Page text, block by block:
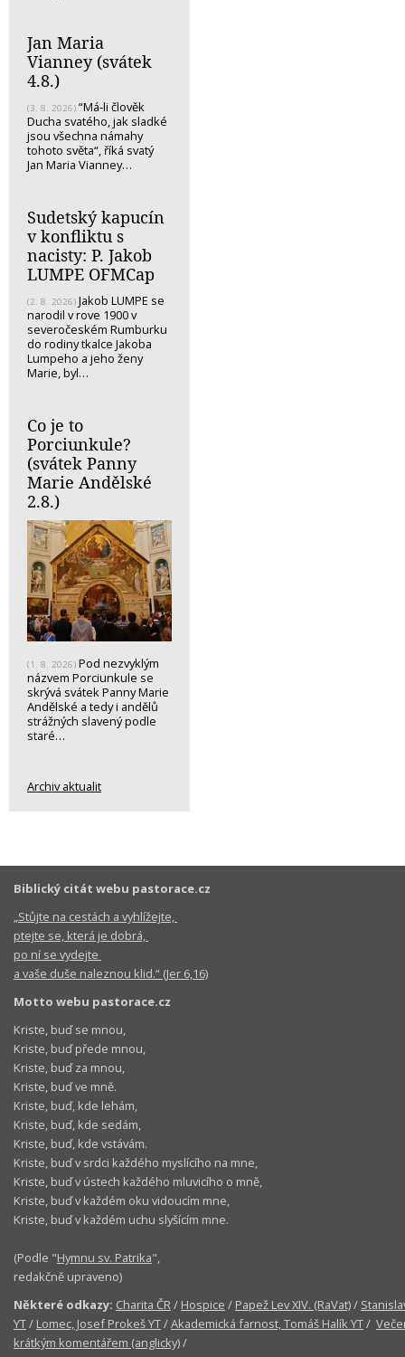
Jan Maria
Vianney (svátek
4.8.)
(3. 8. 2026) “Má-li člověk
Ducha svatého, jak sladké
jsou všechna námahy
tohoto světa“, říká svatý
Jan Maria Vianney…
Sudetský kapucín
v konfliktu s
nacisty: P. Jakob
LUMPE OFMCap
(2. 8. 2026) Jakob LUMPE se
narodil v rove 1900 v
severočeském Rumburku
do rodiny tkalce Jakoba
Lumpeho a jeho ženy
Marie, byl…
Co je to
Porciunkule?
(svátek Panny
Marie Andělské
2.8.)
(1. 8. 2026) Pod nezvyklým
názvem Porciunkule se
skrývá svátek Panny Marie
Andělské a tedy i andělů
strážných slavený podle
staré…
Archiv aktualit
Biblický citát webu pastorace.cz
„Stůjte na cestách a vyhlížejte,
ptejte se, která je dobrá,
po ní se vydejte
a vaše duše naleznou klid.“ (Jer 6,16)
Motto webu pastorace.cz
Kriste, buď se mnou,
Kriste, buď přede mnou,
Kriste, buď za mnou,
Kriste, buď ve mně.
Kriste, buď, kde lehám,
Kriste, buď, kde sedám,
Kriste, buď, kde vstávám.
Kriste, buď v srdci každého myslícího na mne,
Kriste, buď v ústech každého mluvicího o mně,
Kriste, buď v každém oku vidoucím mne,
Kriste, buď v každém uchu slyšícím mne.
(Podle "Hymnu sv. Patrika",
redakčně upraveno)
Některé odkazy: Charita ČR/ Hospice / Papež Lev XIV. (RaVat)/
YT/ Lomec, Josef Prokeš YT/Akademická farnost, Tomáš Halík YT/
krátkým komentářem (anglicky)/